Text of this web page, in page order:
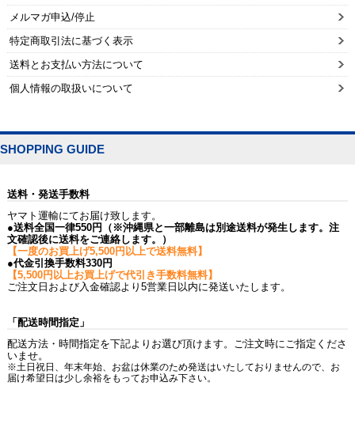
メルマガ申込/停止
特定商取引法に基づく表示
送料とお支払い方法について
個人情報の取扱いについて
SHOPPING GUIDE
送料・発送手数料
ヤマト運輸にてお届け致します。
●送料全国一律550円（※沖縄県と一部離島は別途送料が発生します。注
文確認後に送料をご連絡します。）
【一度のお買上げ5,500円以上で送料無料】
●代金引換手数料330円
【5,500円以上お買上げで代引き手数料無料】
ご注文日および入金確認より5営業日以内に発送いたします。
「配送時間指定」
配送方法・時間指定を下記よりお選び頂けます。ご注文時にご指定くださ
いませ。
※土日祝日、年末年始、お盆は休業のため発送はいたしておりませんので、お
届け希望日は少し余裕をもってお申込み下さい。